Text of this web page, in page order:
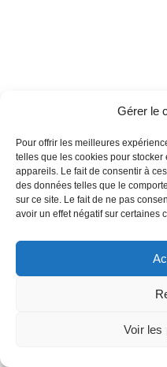
Gérer le
Pour offrir les meilleures
telles que les cookies pour
appareils. Le fait de consentir à
des données telles que le
sur ce site. Le fait de ne pas
avoir un effet négatif sur certaines
Voir les